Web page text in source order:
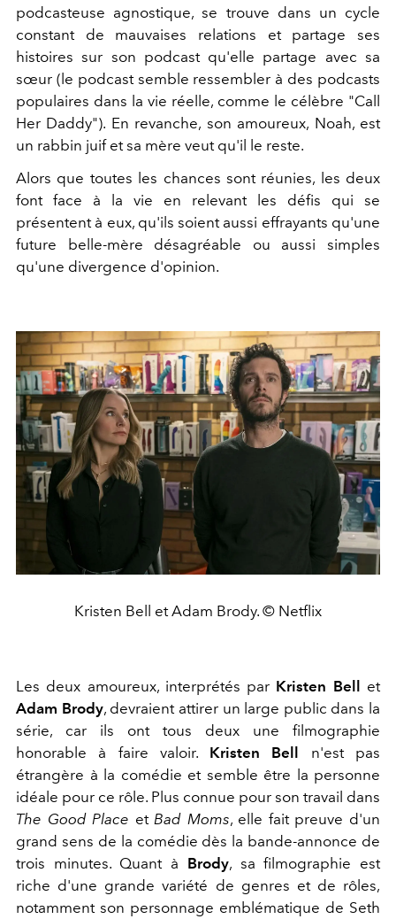
podcasteuse agnostique, se trouve dans un cycle
constant de mauvaises relations et partage ses
histoires sur son podcast qu'elle partage avec sa
sœur (le podcast semble ressembler à des podcasts
populaires dans la vie réelle, comme le célèbre "Call
Her Daddy"). En revanche, son amoureux, Noah, est
un rabbin juif et sa mère veut qu'il le reste.
Alors que toutes les chances sont réunies, les deux
font face à la vie en relevant les défis qui se
présentent à eux, qu'ils soient aussi effrayants qu'une
future belle-mère désagréable ou aussi simples
qu'une divergence d'opinion.
Kristen Bell et Adam Brody. © Netflix
Les deux amoureux, interprétés par Kristen Bell et
Adam Brody, devraient attirer un large public dans la
série, car ils ont tous deux une filmographie
honorable à faire valoir. Kristen Bell n'est pas
étrangère à la comédie et semble être la personne
idéale pour ce rôle. Plus connue pour son travail dans
The Good Place et Bad Moms, elle fait preuve d'un
grand sens de la comédie dès la bande-annonce de
trois minutes. Quant à Brody, sa filmographie est
riche d'une grande variété de genres et de rôles,
notamment son personnage emblématique de Seth